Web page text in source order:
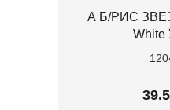
А Б/РИС